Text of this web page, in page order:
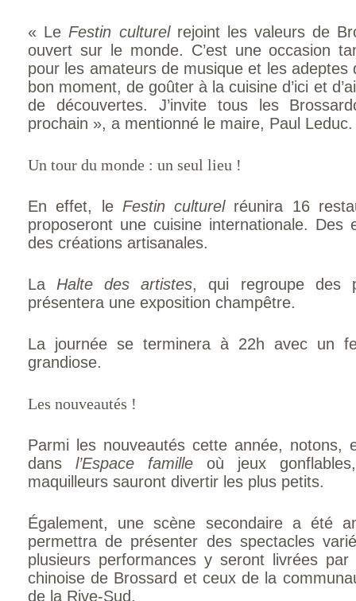
« Le Festin culturelrejoint les valeurs de
ouvert sur le monde. C’est une occasion
pour les amateurs de musique et les adeptes
bon moment, de goûter à la cuisine d’ici et
de découvertes. J’invite tous les
prochain », a mentionné le maire, Paul Leduc.
Un tour du monde : un seul lieu !
En effet, le Festin culturelréunira 16
proposeront une cuisine internationale. Des
des créations artisanales.
La Halte des artistes, qui regroupe des
présentera une exposition champêtre.
La journée se terminera à 22h avec un
grandiose.
Les nouveautés !
Parmi les nouveautés cette année, notons,
dans l’Espace famille où jeux
maquilleurs sauront divertir les plus petits.
Également, une scène secondaire a été
permettra de présenter des spectacles
plusieurs performances y seront livrées par
chinoise de Brossard et ceux de la
de la Rive-Sud.